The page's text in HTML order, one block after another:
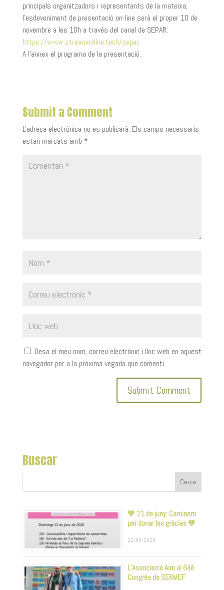
principals organitzadors i representants de la mateixa,
l’esdeveniment de presentació on-line serà el proper 10 de
novembre a les 10h a través del canal de SEPAR:
https://www.streamonline.tech/separ.
A l’annex el programa de la presentació.
Submit a Comment
L'adreça electrònica no es publicarà. Els camps necessaris
estan marcats amb *
Desa el meu nom, correu electrònic i lloc web en aquest
navegador per a la pròxima vegada que comenti.
Buscar
💚 21 de juny: Caminem
per donar les gràcies 💚
22/06/2026
L’Associació Aire al 64è
Congrés de SERMEF